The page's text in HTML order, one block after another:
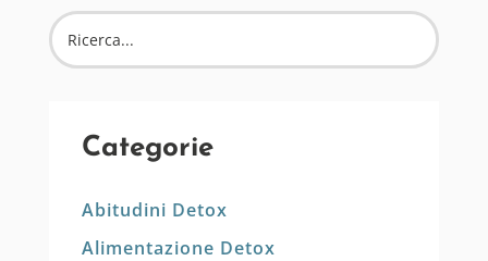
Categorie
Abitudini Detox
Alimentazione Detox